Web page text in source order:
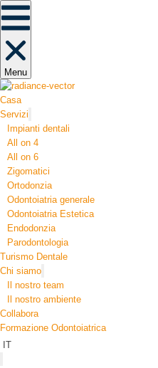
Menu
Casa
Servizi
Impianti dentali
All on 4
All on 6
Zigomatici
Ortodonzia​
Odontoiatria generale
Odontoiatria Estetica
Endodonzia
Parodontologia
Turismo Dentale
Chi siamo
Il nostro team
Il nostro ambiente
Collabora
Formazione Odontoiatrica
IT